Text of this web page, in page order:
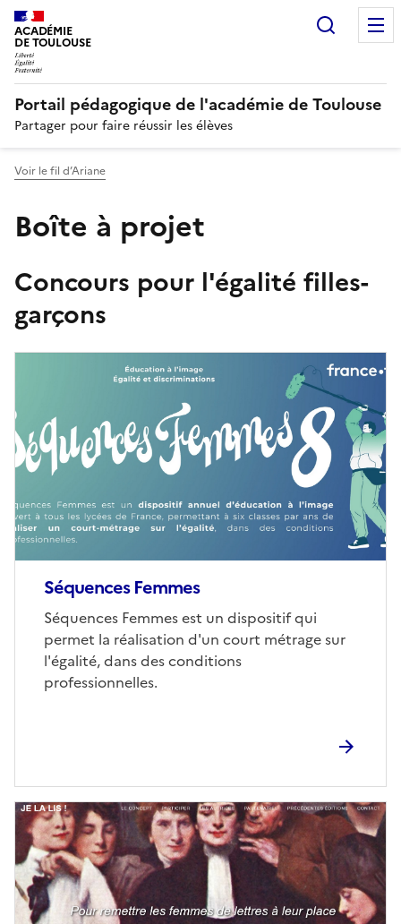
ACADÉMIE
DE TOULOUSE
Portail pédagogique de l'académie de Toulouse
Partager pour faire réussir les élèves
Voir le fil d’Ariane
Boîte à projet
Concours pour l'égalité filles-
garçons
Séquences Femmes
Corps
Séquences Femmes est un dispositif qui
permet la réalisation d'un court métrage sur
l'égalité, dans des conditions
professionnelles.
couverture
(conseillée)
Image
de
couverture
(conseillée)